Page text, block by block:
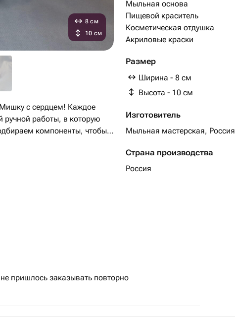
Мыльная основа
Пищевой краситель
Косметическая отдушка
Акриловые краски
Размер
Ширина - 8 см
Высота - 10 см
Изготовитель
Мыльная мастерская, Россия
Страна производства
Россия
8 см
10 см
с сердцем! Каждое
ручной работы, в которую
компоненты, чтобы
дизайном,
пришлось заказывать повторно